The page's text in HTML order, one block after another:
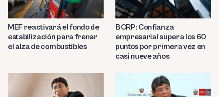
MEF reactivará el fondo de
estabilización para frenar
el alza de combustibles
BCRP: Confianza
empresarial supera los 60
puntos por primera vez en
casi nueve años